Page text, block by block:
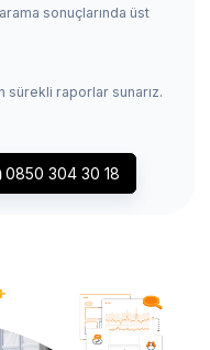
sonuçlarında üst
sürekli raporlar sunarız.
0850 304 30 18